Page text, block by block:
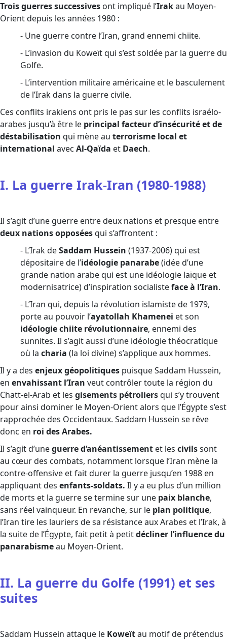
Trois guerres successives ont impliqué l’Irakau Moyen-
Orient depuis les années 1980 :
- Une guerre contre l’Iran, grand ennemi chiite.
- L’invasion du Koweït qui s’est soldée par la guerre du
Golfe.
- L’intervention militaire américaine et le basculement
de l’Irak dans la guerre civile.
Ces conflits irakiens ont pris le pas sur les conflits israélo-
arabes jusqu’à être le principal facteur d’insécurité et de
déstabilisation qui mène au terrorisme local et
international avec Al-Qaïda et Daech.
I. La guerre Irak-Iran (1980-1988)
Il s’agit d’une guerre entre deux nations et presque entre
deux nations opposéesqui s’affrontent :
- L’Irak deSaddam Hussein (1937-2006) qui est
dépositaire de l’idéologie panarabe(idée d’une
grande nation arabe qui est une idéologie laïque et
modernisatrice) d’inspiration socialisteface à l’Iran.
- L’Iran qui, depuis la révolution islamiste de 1979,
porte au pouvoir l’ayatollah Khamenei et son
idéologie chiite révolutionnaire, ennemi des
sunnites. Il s’agit aussi d’une idéologie théocratique
où la charia (la loi divine) s’applique aux hommes.
Il y a des enjeux géopolitiques puisque Saddam Hussein,
en envahissant l’Iran veut contrôler toute la région du
Chatt-el-Arab et les gisements pétroliersqui s’y trouvent
pour ainsi dominer le Moyen-Orient alors que l’Égypte s’est
rapprochée des Occidentaux. Saddam Hussein se rêve
donc en roi des Arabes.
Il s’agit d’uneguerre d’anéantissement et les civilssont
au cœur des combats, notamment lorsque l’Iran mène la
contre-offensive et fait durer la guerre jusqu’en 1988 en
appliquant des enfants-soldats. Il y a eu plus d’un million
de morts et la guerre se termine sur une paix blanche,
sans réel vainqueur. En revanche, sur le plan politique,
l’Iran tire les lauriers de sa résistance aux Arabes et l’Irak, à
la suite de l’Égypte, fait petit à petitdécliner l’influence du
panarabismeau Moyen-Orient.
II. La guerre du Golfe (1991) et ses
suites
Saddam Hussein attaque le Koweïtau motif de prétendus